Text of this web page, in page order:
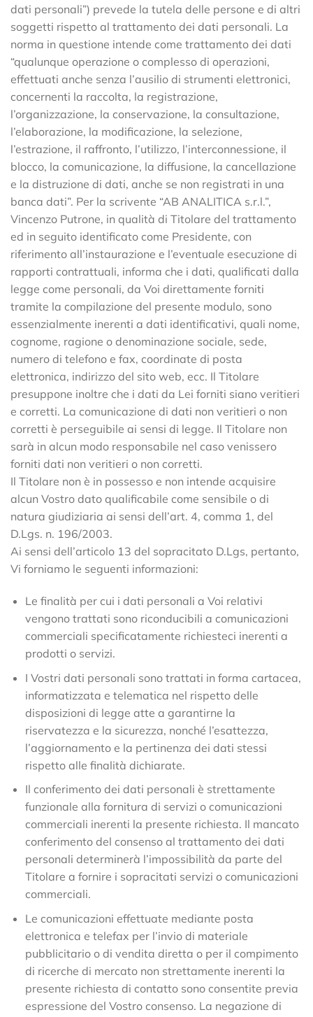
dati personali”) prevede la tutela delle persone e di altri
soggetti rispetto al trattamento dei dati personali. La
norma in questione intende come trattamento dei dati
“qualunque operazione o complesso di operazioni,
effettuati anche senza l’ausilio di strumenti elettronici,
concernenti la raccolta, la registrazione,
l’organizzazione, la conservazione, la consultazione,
l’elaborazione, la modificazione, la selezione,
l’estrazione, il raffronto, l’utilizzo, l’interconnessione, il
blocco, la comunicazione, la diffusione, la cancellazione
e la distruzione di dati, anche se non registrati in una
banca dati”. Per la scrivente “AB ANALITICA s.r.l.”,
Vincenzo Putrone, in qualità di Titolare del trattamento
ed in seguito identificato come Presidente, con
riferimento all’instaurazione e l’eventuale esecuzione di
rapporti contrattuali, informa che i dati, qualificati dalla
legge come personali, da Voi direttamente forniti
tramite la compilazione del presente modulo, sono
essenzialmente inerenti a dati identificativi, quali nome,
cognome, ragione o denominazione sociale, sede,
numero di telefono e fax, coordinate di posta
elettronica, indirizzo del sito web, ecc. Il Titolare
presuppone inoltre che i dati da Lei forniti siano veritieri
e corretti. La comunicazione di dati non veritieri o non
corretti è perseguibile ai sensi di legge. Il Titolare non
sarà in alcun modo responsabile nel caso venissero
forniti dati non veritieri o non corretti.
Il Titolare non è in possesso e non intende acquisire
alcun Vostro dato qualificabile come sensibile o di
natura giudiziaria ai sensi dell’art. 4, comma 1, del
D.Lgs. n. 196/2003.
Ai sensi dell’articolo 13 del sopracitato D.Lgs, pertanto,
Vi forniamo le seguenti informazioni:
Le finalità per cui i dati personali a Voi relativi
vengono trattati sono riconducibili a comunicazioni
commerciali specificatamente richiesteci inerenti a
prodotti o servizi.
I Vostri dati personali sono trattati in forma cartacea,
informatizzata e telematica nel rispetto delle
disposizioni di legge atte a garantirne la
riservatezza e la sicurezza, nonché l’esattezza,
l’aggiornamento e la pertinenza dei dati stessi
rispetto alle finalità dichiarate.
Il conferimento dei dati personali è strettamente
funzionale alla fornitura di servizi o comunicazioni
commerciali inerenti la presente richiesta. Il mancato
conferimento del consenso al trattamento dei dati
personali determinerà l’impossibilità da parte del
Titolare a fornire i sopracitati servizi o comunicazioni
commerciali.
Le comunicazioni effettuate mediante posta
elettronica e telefax per l’invio di materiale
pubblicitario o di vendita diretta o per il compimento
di ricerche di mercato non strettamente inerenti la
presente richiesta di contatto sono consentite previa
espressione del Vostro consenso. La negazione di